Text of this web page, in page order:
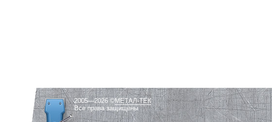
2005—2026 ©МЕТАЛ-ТЕК
Все права защищены